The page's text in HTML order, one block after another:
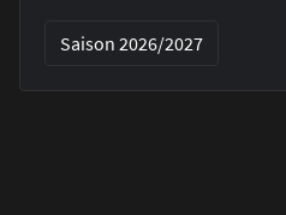
Saison 2026/2027